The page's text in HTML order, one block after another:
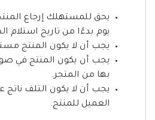
يوم بدءًا من تاريخ استلام
يجب أن لا يكون المنتج
يجب أن يكون المنتج في
بها من المتجر.
يجب أن لا يكون التلف
العميل للمنتج.